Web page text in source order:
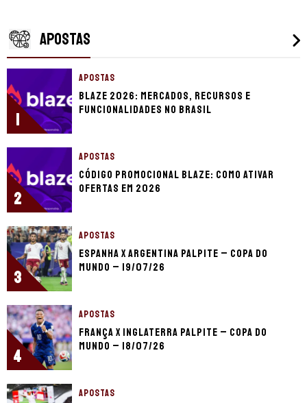
APOSTAS
1
APOSTAS
Blaze 2026: mercados, recursos e
funcionalidades no Brasil
2
APOSTAS
Código promocional Blaze: como ativar
ofertas em 2026
3
APOSTAS
Espanha x Argentina palpite – Copa do
Mundo – 19/07/26
4
APOSTAS
França x Inglaterra palpite – Copa do
Mundo – 18/07/26
APOSTAS